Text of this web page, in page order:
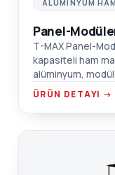
ALÜMINYUM
Panel-
T-MAX Panel-
kapasiteli ham
alüminyum,
ve üstü,
ÜRÜN DETAYI →